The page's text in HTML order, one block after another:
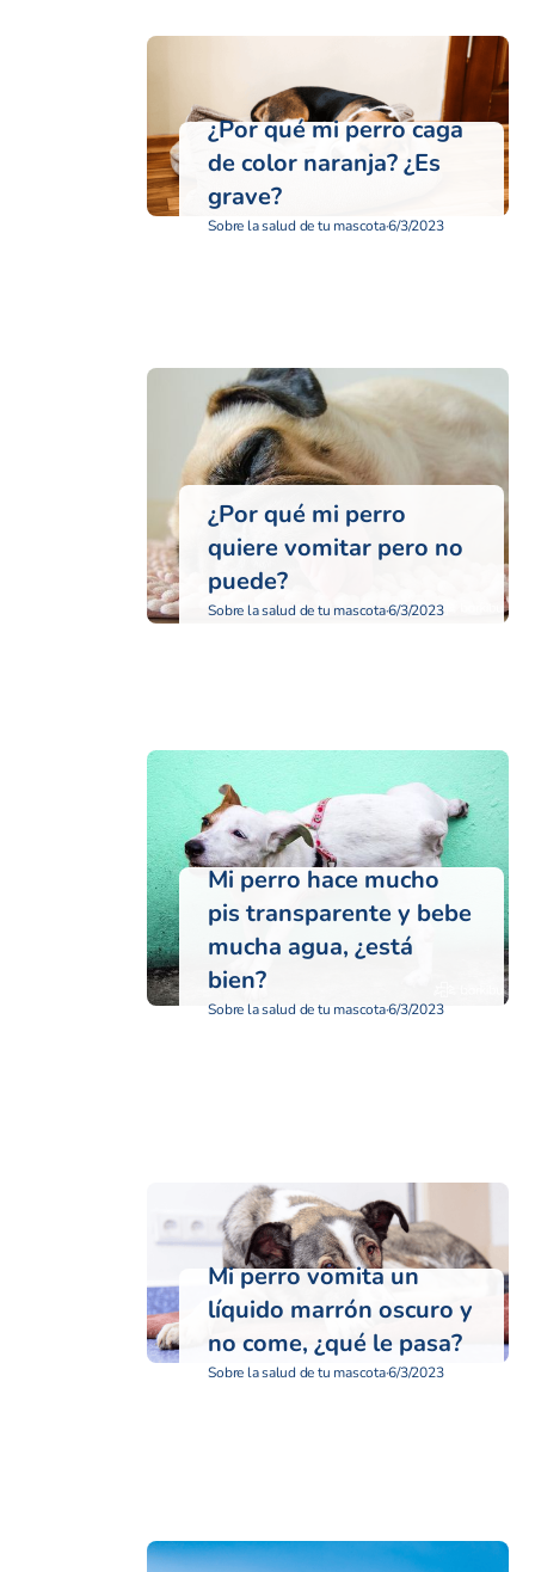
¿Por qué mi perro caga
de color naranja? ¿Es
grave?
Sobre la salud de tu mascota·6/3/2023
¿Por qué mi perro
quiere vomitar pero no
puede?
Sobre la salud de tu mascota·6/3/2023
Mi perro hace mucho
pis transparente y bebe
mucha agua, ¿está
bien?
Sobre la salud de tu mascota·6/3/2023
Mi perro vomita un
líquido marrón oscuro y
no come, ¿qué le pasa?
Sobre la salud de tu mascota·6/3/2023